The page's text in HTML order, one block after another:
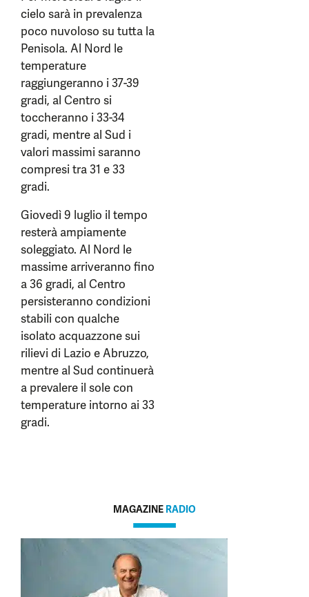
cielo sarà in prevalenza
poco nuvoloso su tutta la
Penisola. Al Nord le
temperature
raggiungeranno i 37-39
gradi, al Centro si
toccheranno i 33-34
gradi, mentre al Sud i
valori massimi saranno
compresi tra 31 e 33
gradi.
Giovedì 9 luglio il tempo
resterà ampiamente
soleggiato. Al Nord le
massime arriveranno fino
a 36 gradi, al Centro
persisteranno condizioni
stabili con qualche
isolato acquazzone sui
rilievi di Lazio e Abruzzo,
mentre al Sud continuerà
a prevalere il sole con
temperature intorno ai 33
gradi.
MAGAZINE RADIO